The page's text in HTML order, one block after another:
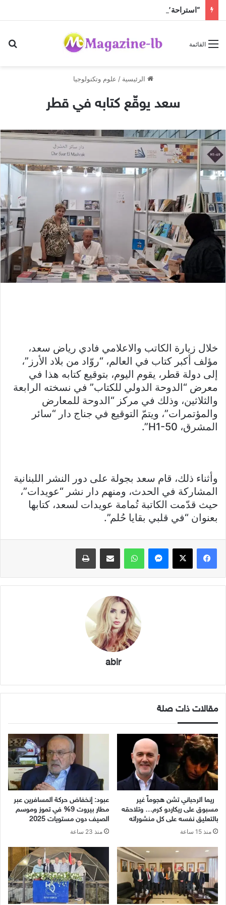
“استراحة” قبل عودة الحرّ!
القائمة
الرئيسية / علوم وتكنولوجيا
سعد يوقّع كتابه في قطر
خلال زيارة الكاتب والاعلامي فادي رياض سعد،
مؤلف أكبر كتاب في العالم، “روّاد من بلاد الأرز”،
إلى دولة قطر، يقوم اليوم، بتوقيع كتابه هذا في
معرض “الدوحة الدولي للكتاب” في نسخته الرابعة
والثلاثين، وذلك في مركز “الدوحة للمعارض
والمؤتمرات”، ويتمّ التوقيع في جناج دار “سائر
المشرق، H1-50”.
وأثناء ذلك، قام سعد بجولة على دور النشر اللبنانية
المشاركة في الحدث، ومنهم دار نشر “عويدات”،
حيث قدّمت الكاتبة تُمامة عويدات لسعد، كتابها
بعنوان “في قلبي بقايا حُلم”.
فيسبوك X ماسنجر واتساب مشاركة عبر البريد طباعة
abir
مقالات ذات صلة
ريما الرحباني تشن هجوماً غير
مسبوق على ريكاردو كرم… وتلاحقه
بالتعليق نفسه على كل منشوراته
منذ 15 ساعة
عبود: إنخفاض حركة المسافرين عبر
مطار بيروت 9% في تموز وموسم
الصيف دون مستويات 2025
منذ 23 ساعة